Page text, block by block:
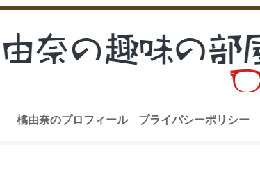
橘由奈のプロフィール プライバシーポリシー